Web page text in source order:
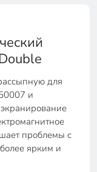
для
и
проблемы с
ярким и